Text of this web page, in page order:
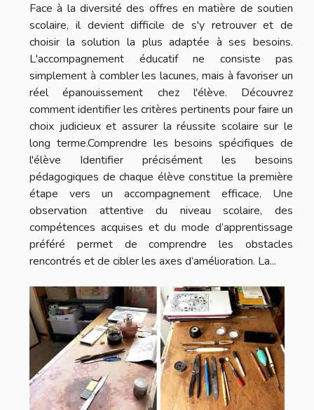
Face à la diversité des offres en matière de soutien
scolaire, il devient difficile de s'y retrouver et de
choisir la solution la plus adaptée à ses besoins.
L'accompagnement éducatif ne consiste pas
simplement à combler les lacunes, mais à favoriser un
réel épanouissement chez l'élève. Découvrez
comment identifier les critères pertinents pour faire un
choix judicieux et assurer la réussite scolaire sur le
long terme.Comprendre les besoins spécifiques de
l'élève Identifier précisément les besoins
pédagogiques de chaque élève constitue la première
étape vers un accompagnement efficace. Une
observation attentive du niveau scolaire, des
compétences acquises et du mode d’apprentissage
préféré permet de comprendre les obstacles
rencontrés et de cibler les axes d’amélioration. La...